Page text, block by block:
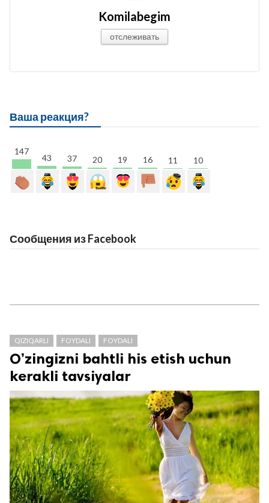
Komilabegim
отслеживать
Ваша реакция?
147
43 37 20 19 16 11 10
Сообщения из Facebook
QIZIQARLI FOYDALI FOYDALI
O’zingizni bahtli his etish uchun
kerakli tavsiyalar